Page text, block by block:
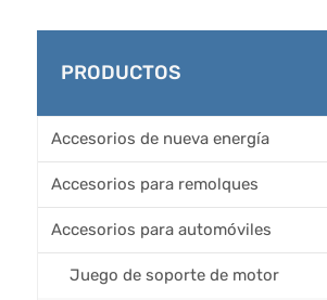
PRODUCTOS
Accesorios de nueva energía
Accesorios para remolques
Accesorios para automóviles
Juego de soporte de motor